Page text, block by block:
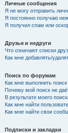
Личные сообщения
Я не могу отправить
Я постоянно получаю
Я получил спам или
Друзья и недруги
Что означают списки
Как мне добавлять/
Поиск по форумам
Как мне выполнить
Почему мой поиск не
В результате моего
Как мне найти
Как мне найти свои
Подписки и закладки